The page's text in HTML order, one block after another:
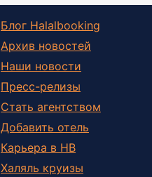
Блог Halalbooking
Архив новостей
Наши новости
Пресс-релизы
Стать агентством
Добавить отель
Карьера в HB
Халяль круизы